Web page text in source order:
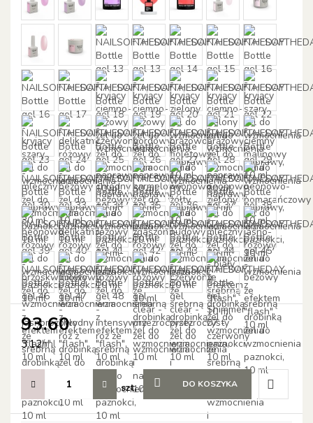
93.60
3.12/ml
szt. DO KOSZYKA
Do